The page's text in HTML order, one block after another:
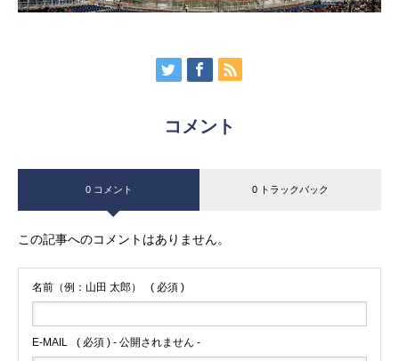
コメント
0 コメント 0 トラックバック
この記事へのコメントはありません。
名前（例：山田 太郎） ( 必須 )
E-MAIL ( 必須 ) - 公開されません -